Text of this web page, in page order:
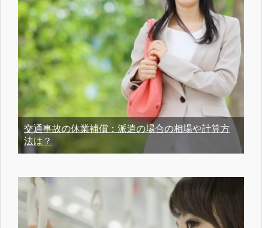
交通事故の休業補償：派遣の場合の相場や計算方
法は？